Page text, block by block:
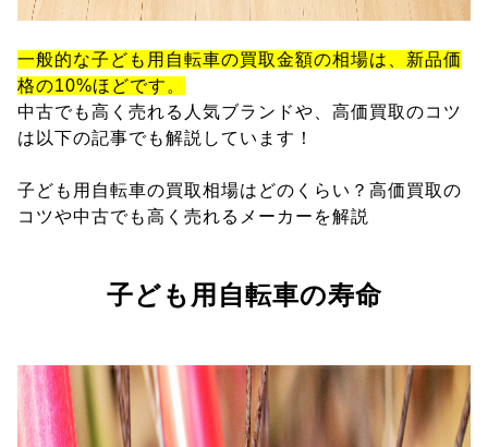
一般的な子ども用自転車の買取金額の相場は、新品価
格の10%ほどです。
中古でも高く売れる人気ブランドや、高価買取のコツ
は以下の記事でも解説しています！
子ども用自転車の買取相場はどのくらい？高価買取の
コツや中古でも高く売れるメーカーを解説
子ども用自転車の寿命